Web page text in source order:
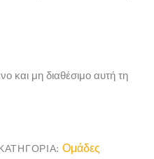
και μη διαθέσιμο αυτή τη
Ομάδες